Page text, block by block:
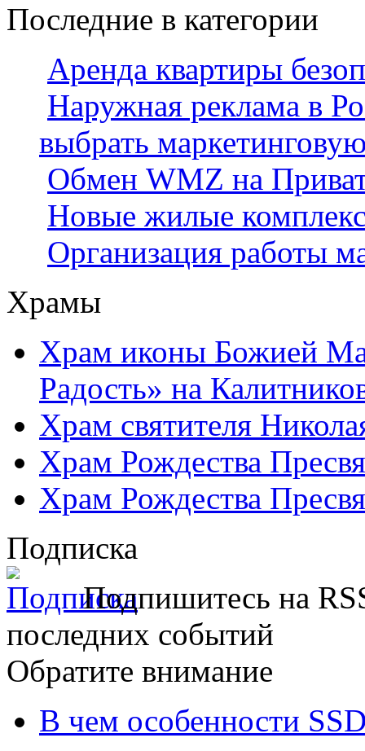
Последние в категории
Аренда квартиры
Наружная реклама в
выбрать
Обмен WMZ на
Новые жилые
Организация работы
Храмы
Храм иконы Божией
Радость» на
Храм святителя
Храм Рождества
Храм Рождества
Подписка
Подпишитесь на
последних событий
Обратите внимание
В чем особенности